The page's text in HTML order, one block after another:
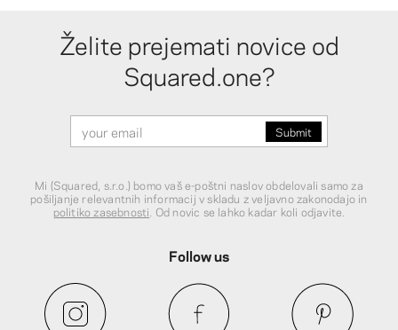
Želite prejemati novice od
Squared.one?
Mi (Squared, s.r.o.) bomo vaš e-poštni naslov obdelovali samo za
pošiljanje relevantnih informacij v skladu z veljavno zakonodajo in
politiko zasebnosti . Od novic se lahko kadar koli odjavite.
Follow us